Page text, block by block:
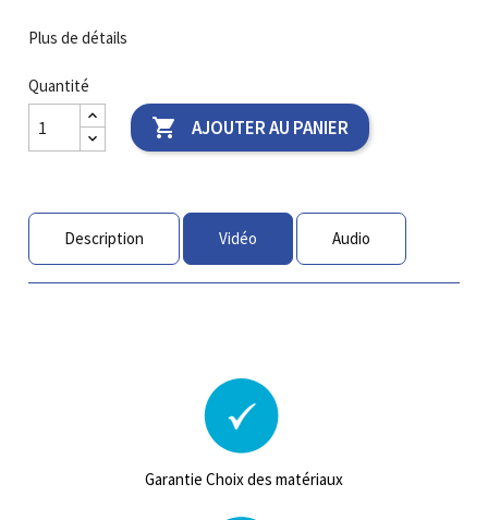
Plus de détails
Quantité
 AJOUTER AU PANIER
Description Vidéo Audio
Garantie Choix des matériaux